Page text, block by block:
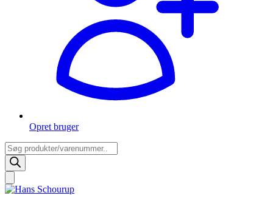
Opret bruger
Products
search